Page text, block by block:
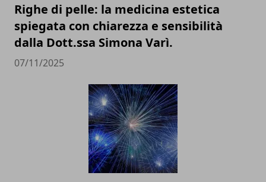
Righe di pelle: la medicina estetica
spiegata con chiarezza e sensibilità
dalla Dott.ssa Simona Varì.
07/11/2025